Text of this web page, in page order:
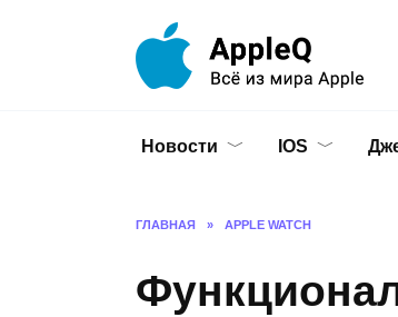
Новости IOS
ГЛАВНАЯ » APPLE WATCH